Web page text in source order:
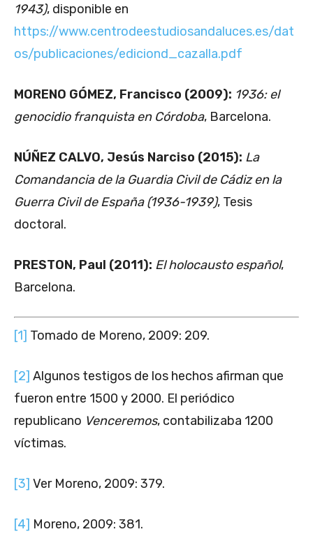
1943), disponible en
https://www.centrodeestudiosandaluces.es/dat
os/publicaciones/ediciond_cazalla.pdf
MORENO GÓMEZ, Francisco (2009): 1936: el
genocidio franquista en Córdoba, Barcelona.
NÚÑEZ CALVO, Jesús Narciso (2015): La
Comandancia de la Guardia Civil de Cádiz en la
Guerra Civil de España (1936-1939), Tesis
doctoral.
PRESTON, Paul (2011): El holocausto español,
Barcelona.
[1] Tomado de Moreno, 2009: 209.
[2] Algunos testigos de los hechos afirman que
fueron entre 1500 y 2000. El periódico
republicano Venceremos, contabilizaba 1200
víctimas.
[3] Ver Moreno, 2009: 379.
[4] Moreno, 2009: 381.